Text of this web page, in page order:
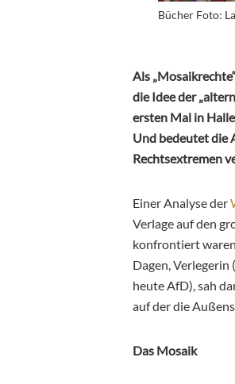
Bücher Foto:
Als
die Idee der
ersten Mal in
Und bedeutet die
Rechtsextremen
Einer Analyse der
Verlage auf den
konfrontiert waren
Dagen,
heute AfD), sah
auf der die
Das Mosaik